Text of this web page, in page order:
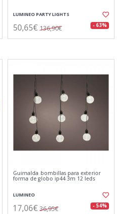
LUMINEO PARTY LIGHTS
50,65€ 136,90€ - 63%
Guirnalda bombillas para exterior
forma de globo ip44 3m 12 leds
LUMINEO
17,06€ 36,95€ - 54%